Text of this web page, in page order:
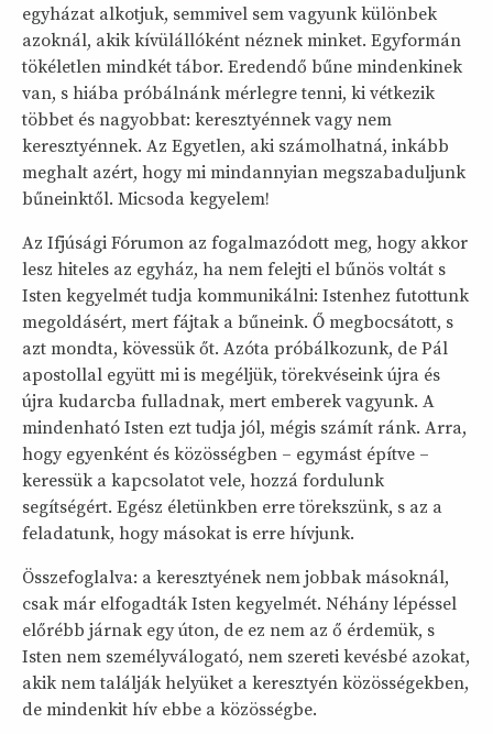
egyházat alkotjuk, semmivel sem vagyunk különbek
azoknál, akik kívülállóként néznek minket. Egyformán
tökéletlen mindkét tábor. Eredendő bűne mindenkinek
van, s hiába próbálnánk mérlegre tenni, ki vétkezik
többet és nagyobbat: keresztyénnek vagy nem
keresztyénnek. Az Egyetlen, aki számolhatná, inkább
meghalt azért, hogy mi mindannyian megszabaduljunk
bűneinktől. Micsoda kegyelem!
Az Ifjúsági Fórumon az fogalmazódott meg, hogy akkor
lesz hiteles az egyház, ha nem felejti el bűnös voltát s
Isten kegyelmét tudja kommunikálni: Istenhez futottunk
megoldásért, mert fájtak a bűneink. Ő megbocsátott, s
azt mondta, kövessük őt. Azóta próbálkozunk, de Pál
apostollal együtt mi is megéljük, törekvéseink újra és
újra kudarcba fulladnak, mert emberek vagyunk. A
mindenható Isten ezt tudja jól, mégis számít ránk. Arra,
hogy egyenként és közösségben – egymást építve –
keressük a kapcsolatot vele, hozzá fordulunk
segítségért. Egész életünkben erre törekszünk, s az a
feladatunk, hogy másokat is erre hívjunk.
Összefoglalva: a keresztyének nem jobbak másoknál,
csak már elfogadták Isten kegyelmét. Néhány lépéssel
előrébb járnak egy úton, de ez nem az ő érdemük, s
Isten nem személyválogató, nem szereti kevésbé azokat,
akik nem találják helyüket a keresztyén közösségekben,
de mindenkit hív ebbe a közösségbe.